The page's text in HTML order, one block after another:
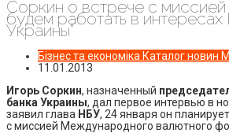
Соркин о встрече с
будем работать в
Украины”
Бізнес та економіка Каталог новин
11.01.2013
Игорь Соркин, назначенный
банка Украины, дал первое интервью в
заявил глава НБУ, 24 января он
с миссией Международного валютного